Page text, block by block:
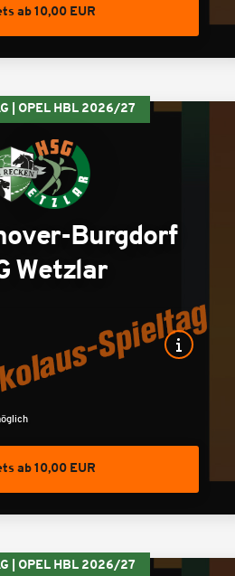
ab 10,00 EUR
| OPEL HBL 2026/27
Burgdorf
Wetzlar
ab 10,00 EUR
| OPEL HBL 2026/27